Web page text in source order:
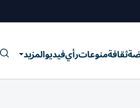
ثقافةمنوعاترأيفيديوالمزيد